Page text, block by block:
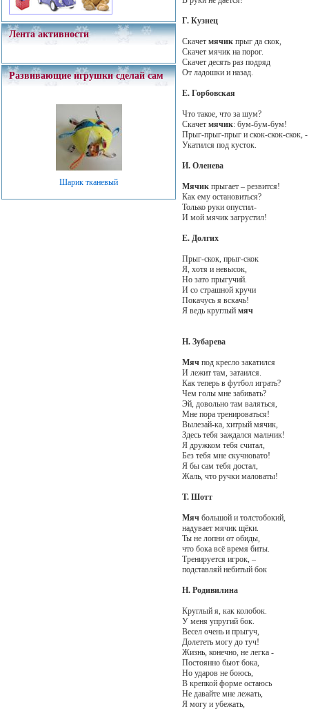
Лента активности
Развивающие игрушки сделай сам
Шарик тканевый
Г. Кузнец
Скачет мячикпрыг да скок,
Скачет мячик на порог.
Скачет десять раз подряд
От ладошки и назад.
Е. Горбовская
Что такое, что за шум?
Скачет мячик: бум-бум-бум!
Прыг-прыг-прыг и скок-скок-скок, -
Укатился под кусток.
И. Оленева
Мячикпрыгает – резвится!
Как ему остановиться?
Только руки опустил-
И мой мячик загрустил!
Е. Долгих
Прыг-скок, прыг-скок
Я, хотя и невысок,
Но зато прыгучий.
И со страшной кручи
Покачусь я вскачь!
Я ведь круглый мяч
Н. Зубарева
Мячпод кресло закатился
И лежит там, затаился.
Как теперь в футбол играть?
Чем голы мне забивать?
Эй, довольно там валяться,
Мне пора тренироваться!
Вылезай-ка, хитрый мячик,
Здесь тебя заждался мальчик!
Я дружком тебя считал,
Без тебя мне скучновато!
Я бы сам тебя достал,
Жаль, что ручки маловаты!
Т. Шотт
Мячбольшой и толстобокий,
надувает мячик щёки.
Ты не лопни от обиды,
что бока всё время биты.
Тренируется игрок, –
подставляй небитый бок
Н. Родивилина
Круглый я, как колобок.
У меня упругий бок.
Весел очень и прыгуч,
Долететь могу до туч!
Жизнь, конечно, не легка -
Постоянно бьют бока,
Но ударов не боюсь,
В крепкой форме остаюсь
Не давайте мне лежать,
Я могу и убежать,